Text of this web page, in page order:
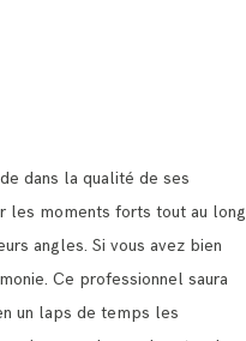
dans la qualité de ses
les moments forts tout au long
angles. Si vous avez bien
Ce professionnel saura
un laps de temps les